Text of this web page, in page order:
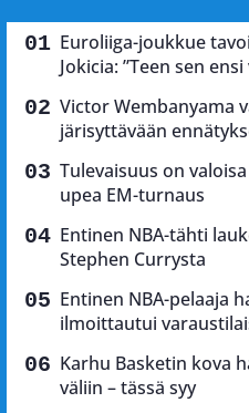
Euroliiga-joukkue
Jokicia: ”Teen sen
Victor Wembanyama
järisyttävään
Tulevaisuus on
upea EM-turnaus
Entinen NBA-tähti
Stephen Currysta
Entinen NBA-pelaaja
ilmoittautui
Karhu Basketin kova
väliin – tässä syy